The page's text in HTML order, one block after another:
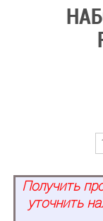
Контакты
Получить
уточнить